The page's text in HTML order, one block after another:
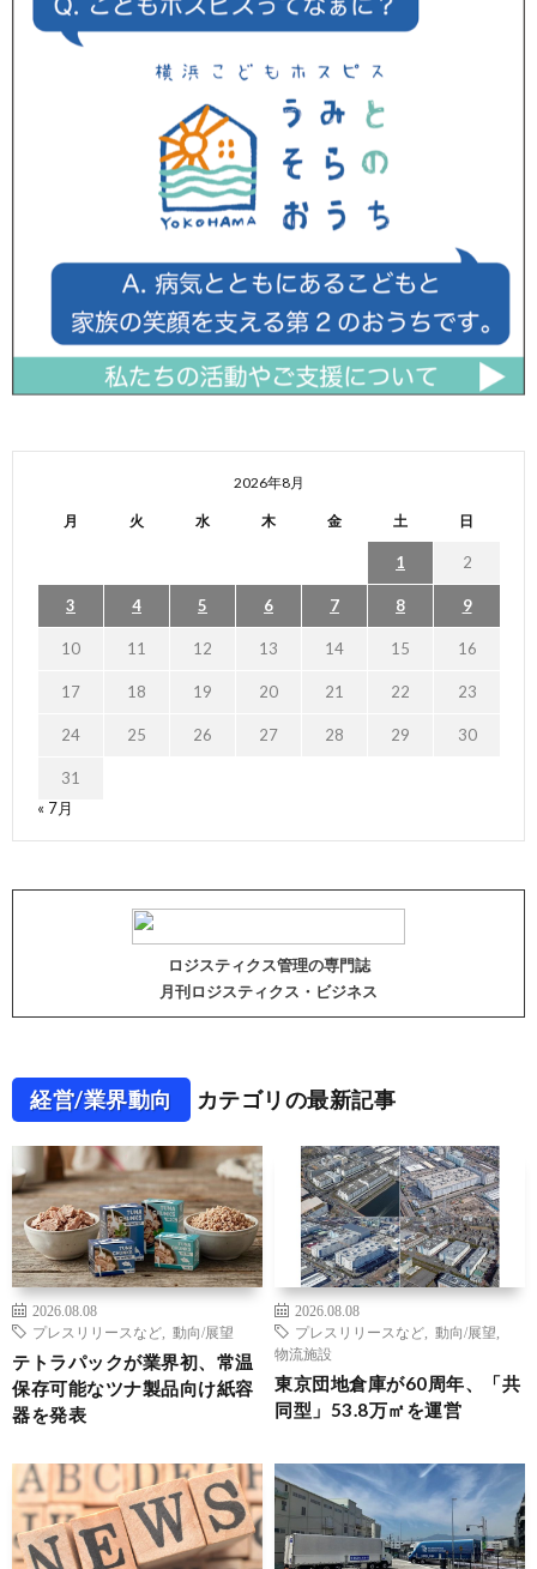
2026年8月
月 火 水 木 金 土 日
1 2
3 4 5 6 7 8 9
10 11 12 13 14 15 16
17 18 19 20 21 22 23
24 25 26 27 28 29 30
31
« 7月
ロジスティクス管理の専門誌
月刊ロジスティクス・ビジネス
経営/業界動向 カテゴリの最新記事
2026.08.08
プレスリリースなど
動向/展望
テトラパックが業界初、常温
保存可能なツナ製品向け紙容
器を発表
2026.08.08
プレスリリースなど
動向/展望
物流施設
東京団地倉庫が60周年、「共
同型」53.8万㎡を運営